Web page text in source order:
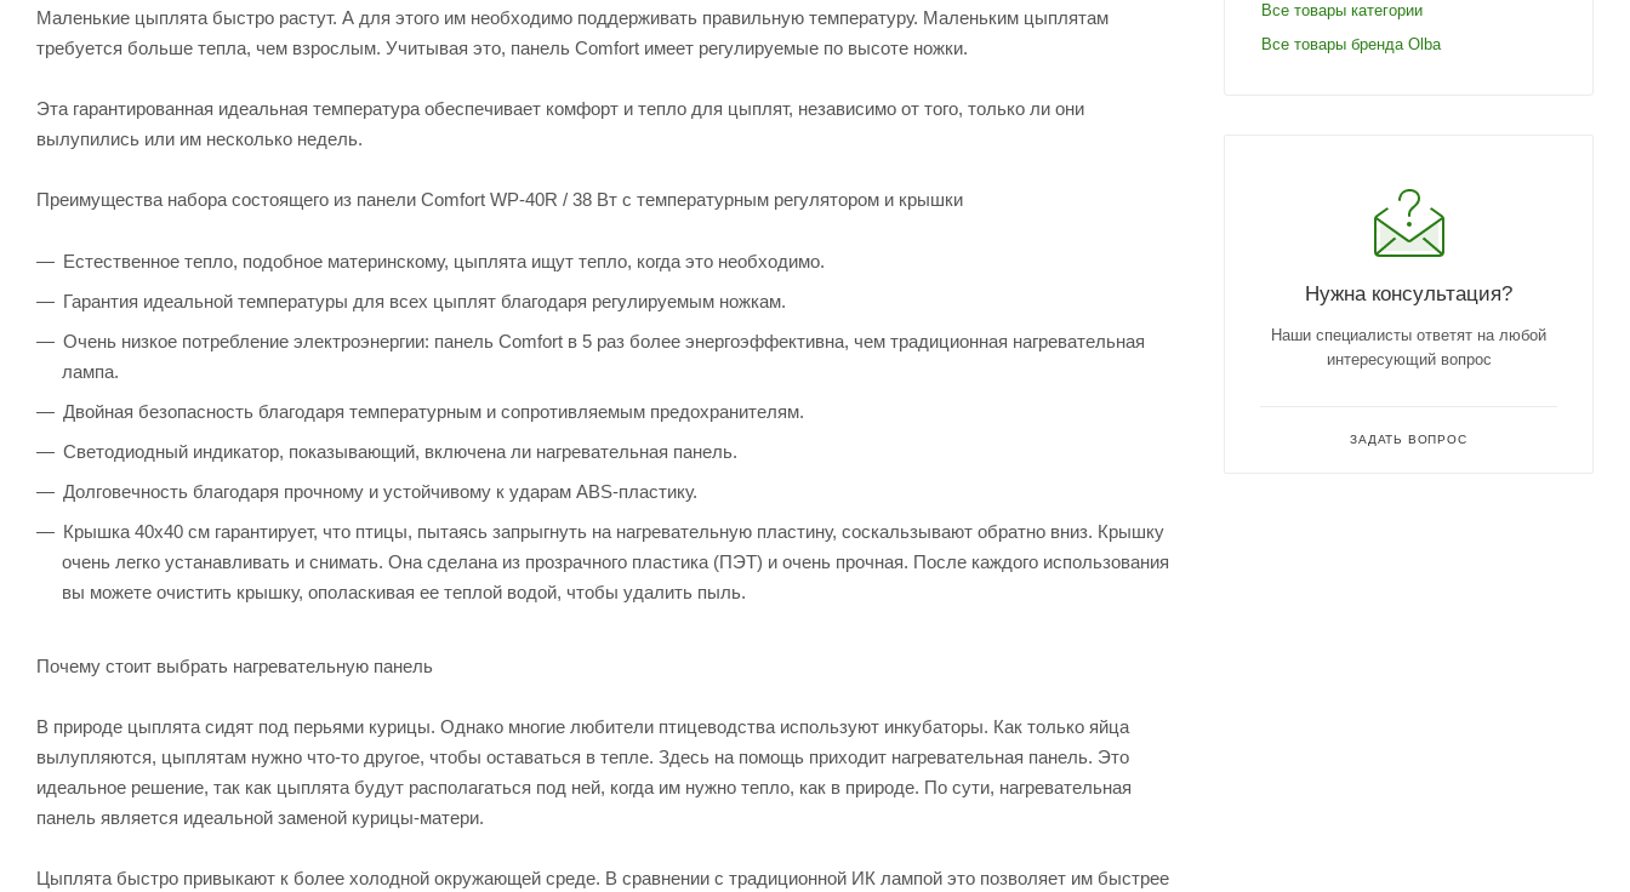
Маленькие цыплята быстро растут. А для этого им необходимо поддерживать правильную температуру. Маленьким цыплятам
требуется больше тепла, чем взрослым. Учитывая это, панель Comfort имеет регулируемые по высоте ножки.
Эта гарантированная идеальная температура обеспечивает комфорт и тепло для цыплят, независимо от того, только ли они
вылупились или им несколько недель.
Преимущества набора состоящего из панели Comfort WP-40R / 38 Вт с температурным регулятором и крышки
Естественное тепло, подобное материнскому, цыплята ищут тепло, когда это необходимо.
Гарантия идеальной температуры для всех цыплят благодаря регулируемым ножкам.
Очень низкое потребление электроэнергии: панель Comfort в 5 раз более энергоэффективна, чем традиционная нагревательная
лампа.
Двойная безопасность благодаря температурным и сопротивляемым предохранителям.
Светодиодный индикатор, показывающий, включена ли нагревательная панель.
Долговечность благодаря прочному и устойчивому к ударам ABS-пластику.
Крышка 40х40 см гарантирует, что птицы, пытаясь запрыгнуть на нагревательную пластину, соскальзывают обратно вниз. Крышку
очень легко устанавливать и снимать. Она сделана из прозрачного пластика (ПЭТ) и очень прочная. После каждого использования
вы можете очистить крышку, ополаскивая ее теплой водой, чтобы удалить пыль.
Почему стоит выбрать нагревательную панель
В природе цыплята сидят под перьями курицы. Однако многие любители птицеводства используют инкубаторы. Как только яйца
вылупляются, цыплятам нужно что-то другое, чтобы оставаться в тепле. Здесь на помощь приходит нагревательная панель. Это
идеальное решение, так как цыплята будут располагаться под ней, когда им нужно тепло, как в природе. По сути, нагревательная
панель является идеальной заменой курицы-матери.
Цыплята быстро привыкают к более холодной окружающей среде. В сравнении с традиционной ИК лампой это позволяет им быстрее
Все товары категории
Все товары бренда Olba
Нужна консультация?
Наши специалисты ответят на любой
интересующий вопрос
ЗАДАТЬ ВОПРОС